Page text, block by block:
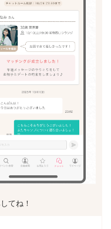
てね！